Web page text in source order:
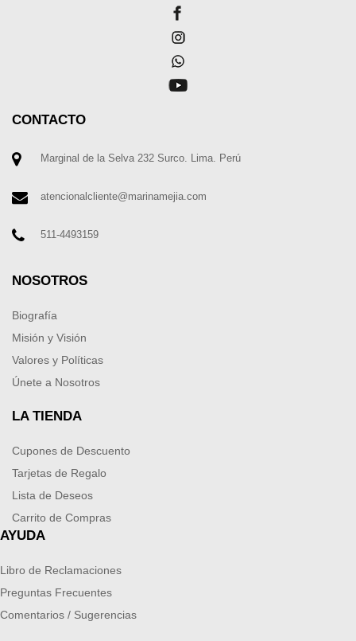
CONTACTO
Marginal de la Selva 232 Surco. Lima. Perú
atencionalcliente@marinamejia.com
511-4493159
NOSOTROS
Biografía
Misión y Visión
Valores y Políticas
Únete a Nosotros
LA TIENDA
Cupones de Descuento
Tarjetas de Regalo
Lista de Deseos
Carrito de Compras
AYUDA
Libro de Reclamaciones
Preguntas Frecuentes
Comentarios / Sugerencias